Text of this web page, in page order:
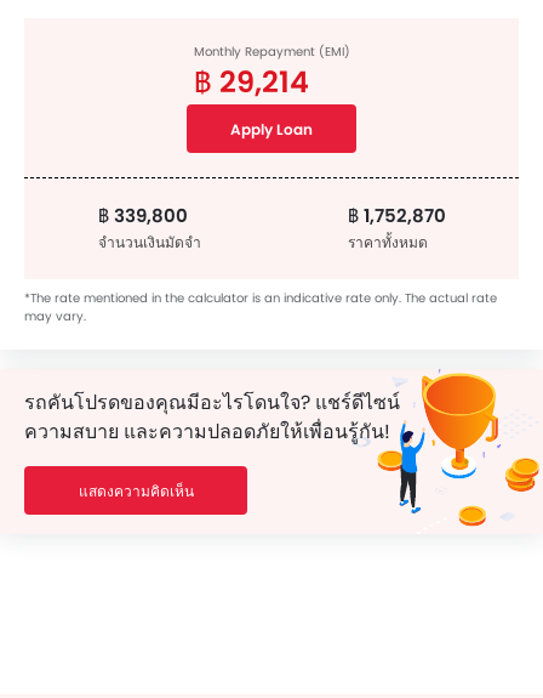
Monthly Repayment (EMI)
฿ 29,214
Apply Loan
฿ 339,800
จำนวนเงินมัดจำ
฿ 1,752,870
ราคาทั้งหมด
*The rate mentioned in the calculator is an indicative rate only. The actual rate
may vary.
รถคันโปรดของคุณมีอะไรโดนใจ? แชร์ดีไซน์
ความสบาย และความปลอดภัยให้เพื่อนรู้กัน!
แสดงความคิดเห็น